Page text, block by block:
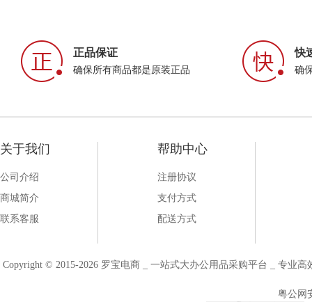
正品保证
确保所有商品都是原装正品
快
确
关于我们
公司介绍
商城简介
联系客服
帮助中心
注册协议
支付方式
配送方式
Copyright © 2015-2026 罗宝电商 _ 一站式大办公用品采购平台 _ 专业
粤公网